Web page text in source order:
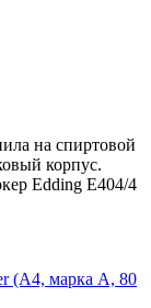
на спиртовой
корпус.
Edding Е404/4